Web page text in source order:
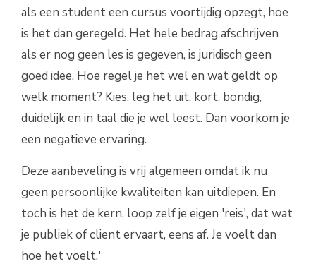
als een student een cursus voortijdig opzegt, hoe
is het dan geregeld. Het hele bedrag afschrijven
als er nog geen les is gegeven, is juridisch geen
goed idee. Hoe regel je het wel en wat geldt op
welk moment? Kies, leg het uit, kort, bondig,
duidelijk en in taal die je wel leest. Dan voorkom je
een negatieve ervaring.
Deze aanbeveling is vrij algemeen omdat ik nu
geen persoonlijke kwaliteiten kan uitdiepen. En
toch is het de kern, loop zelf je eigen 'reis', dat wat
je publiek of client ervaart, eens af. Je voelt dan
hoe het voelt.'